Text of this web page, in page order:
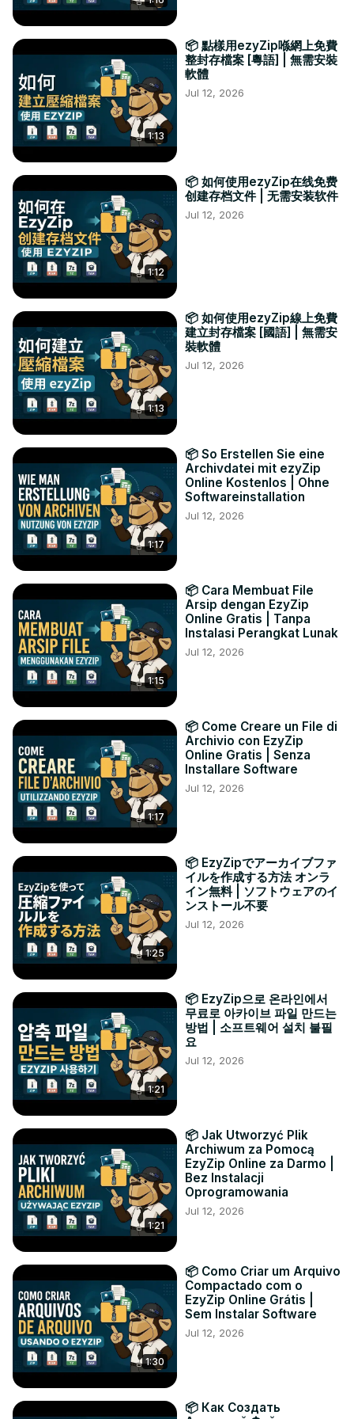
1:13
📦 點樣用ezyZip喺網上免費
整封存檔案 [粵語] | 無需安裝
軟體
Jul 12, 2026
1:12
📦 如何使用ezyZip在线免费
创建存档文件 | 无需安装软件
Jul 12, 2026
1:13
📦 如何使用ezyZip線上免費
建立封存檔案 [國語] | 無需安
裝軟體
Jul 12, 2026
1:17
📦 So Erstellen Sie eine
Archivdatei mit ezyZip
Online Kostenlos | Ohne
Softwareinstallation
Jul 12, 2026
1:15
📦 Cara Membuat File
Arsip dengan EzyZip
Online Gratis | Tanpa
Instalasi Perangkat Lunak
Jul 12, 2026
1:17
📦 Come Creare un File di
Archivio con EzyZip
Online Gratis | Senza
Installare Software
Jul 12, 2026
1:25
📦 EzyZipでアーカイブファ
イルを作成する方法 オンラ
イン無料 | ソフトウェアのイ
ンストール不要
Jul 12, 2026
1:21
📦 EzyZip으로 온라인에서
무료로 아카이브 파일 만드는
방법 | 소프트웨어 설치 불필
요
Jul 12, 2026
1:21
📦 Jak Utworzyć Plik
Archiwum za Pomocą
EzyZip Online za Darmo |
Bez Instalacji
Oprogramowania
Jul 12, 2026
1:30
📦 Como Criar um Arquivo
Compactado com o
EzyZip Online Grátis |
Sem Instalar Software
Jul 12, 2026
📦 Как Создать